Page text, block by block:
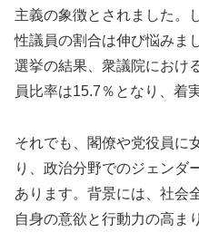
主義の象徴とされました。
性議員の割合は伸び悩みま
選挙の結果、衆議院におけ
員比率は15.7％となり、着
それでも、閣僚や党役員に
り、政治分野でのジェンダ
あります。背景には、社会
自身の意欲と行動力の高ま